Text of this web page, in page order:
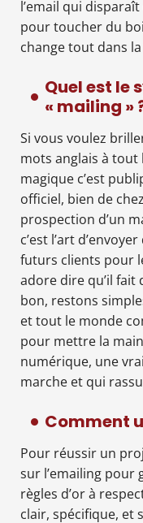
l’email qui
pour toucher du
change tout dans
Quel est le
« mailing »
Si vous voulez
mots anglais à
magique c’est
officiel, bien de
prospection d’un
c’est l’art
futurs clients pour
adore dire qu’il fait
bon, restons
et tout le monde
pour mettre la
numérique, une
marche et qui
Comment
Pour réussir un
sur l’emailing pour
règles d’or à
clair, spécifique, et